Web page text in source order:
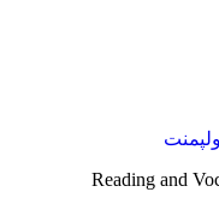
Reading and